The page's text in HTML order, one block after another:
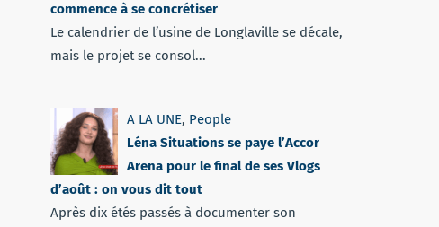
commence à se concrétiser
Le calendrier de l’usine de Longlaville se décale,
mais le projet se consol...
A LA UNE, People
Léna Situations se paye l’Accor
Arena pour le final de ses Vlogs
d’août : on vous dit tout
Après dix étés passés à documenter son